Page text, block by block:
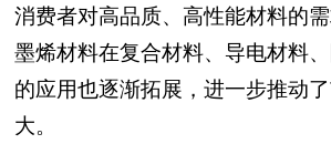
消费者对高品质、高性能材料的
墨烯材料在复合材料、导电材料
的应用也逐渐拓展，进一步推动
大。